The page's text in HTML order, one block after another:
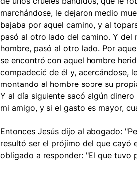
marchándose, le dejaron medio
bajaba por aquel camino, y al
pasó al otro lado del camino. Y del
hombre, pasó al otro lado. Por
se encontró con aquel hombre
compadeció de él y, acercándose,
montando al hombre sobre su
Y al día siguiente sacó algún
mi amigo, y si el gasto es mayor,
Entonces Jesús dijo al abogado:
resultó ser el prójimo del que cayó
obligado a responder: "El que tuvo